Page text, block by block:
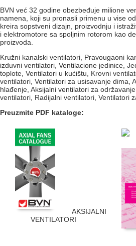
BVN već 32 godine obezbeđuje milione
namena, koji su pronasli primenu u vise
kreira sopstveni dizajn, proizvodnju i
i elektromotore sa spoljnim rotorom kao
proizvoda.
Kružni kanalski ventilatori, Pravougaoni
izduvni ventilatori, Ventilacione jedinice,
toplote, Ventilatori u kućištu, Krovni
ventilatori, Ventilatori za usisavanje dima,
hlađenje, Aksijalni ventilatori za
ventilatori, Radijalni ventilatori, Ventilatori
Preuzmite PDF kataloge:
AKSIJALNI
VENTILATORI